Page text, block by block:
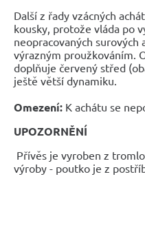
Další z řady vzácných
kousky, protože vláda po
neopracovaných
výrazným proužkováním.
doplňuje červený střed
ještě větší dynamiku.
Omezení: K achátu se
UPOZORNĚNÍ
Přívěs je vyroben z
výroby - poutko je z